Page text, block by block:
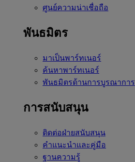
ศูนย์ความน่าเชื่อถือ
พันธมิตร
มาเป็นพาร์ทเนอร์
ค้นหาพาร์ทเนอร์
พันธมิตรด้านการบูรณาการ
การสนับสนุน
ติดต่อฝ่ายสนับสนุน
คำแนะนำและคู่มือ
ฐานความรู้